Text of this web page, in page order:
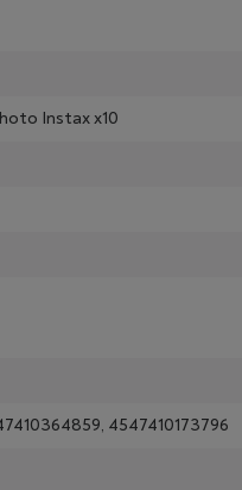
Instax x10
4547410173796